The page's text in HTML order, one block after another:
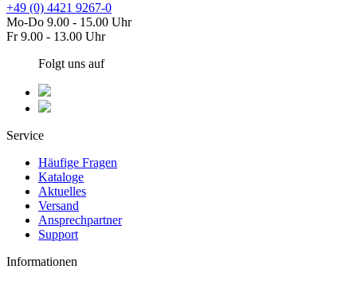
+49 (0) 4421 9267-0
Mo-Do 9.00 - 15.00 Uhr
Fr 9.00 - 13.00 Uhr
Folgt uns auf
Service
Häufige Fragen
Kataloge
Aktuelles
Versand
Ansprechpartner
Support
Informationen